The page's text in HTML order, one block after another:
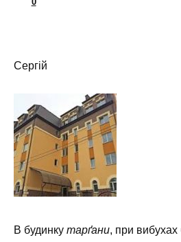
Сергій
В будинку тарґани, при вибухах